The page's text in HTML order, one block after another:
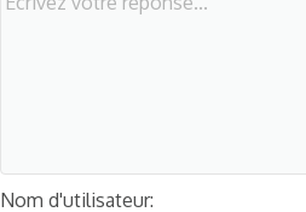
Nom d'utilisateur